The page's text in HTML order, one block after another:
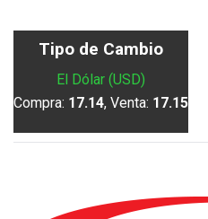
Tipo de Cambio
El Dólar (USD)
Compra: 17.14, Venta: 17.15